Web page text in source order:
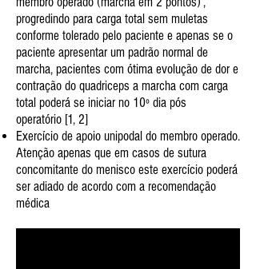
progredindo para carga total sem muletas
conforme tolerado pelo paciente e apenas se o
paciente apresentar um padrão normal de
marcha, pacientes com ótima evolução de dor e
contração do quadriceps a marcha com carga
total poderá se iniciar no 10º dia pós
operatório [1, 2]
Exercício de apoio unipodal do membro operado.
Atenção apenas que em casos de sutura
concomitante do menisco este exercício poderá
ser adiado de acordo com a recomendação
médica